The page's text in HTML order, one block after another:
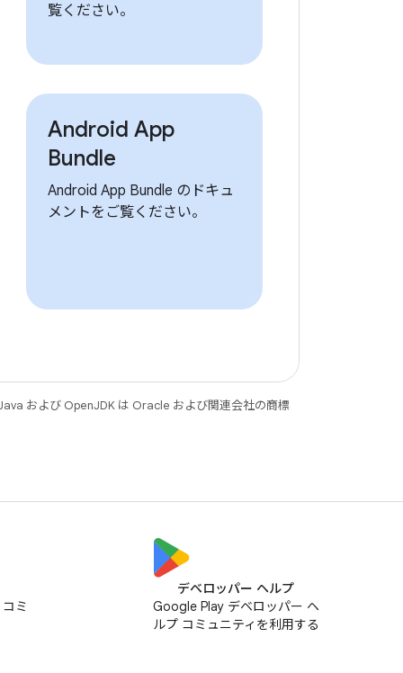
覧ください。
Android App
Bundle
Android App Bundle のドキュ
メントをご覧ください。
および OpenJDK は Oracle および関連会社の商標
ミ
デベロッパー ヘルプ
Google Play デベロッパー ヘ
ルプ コミュニティを利用する